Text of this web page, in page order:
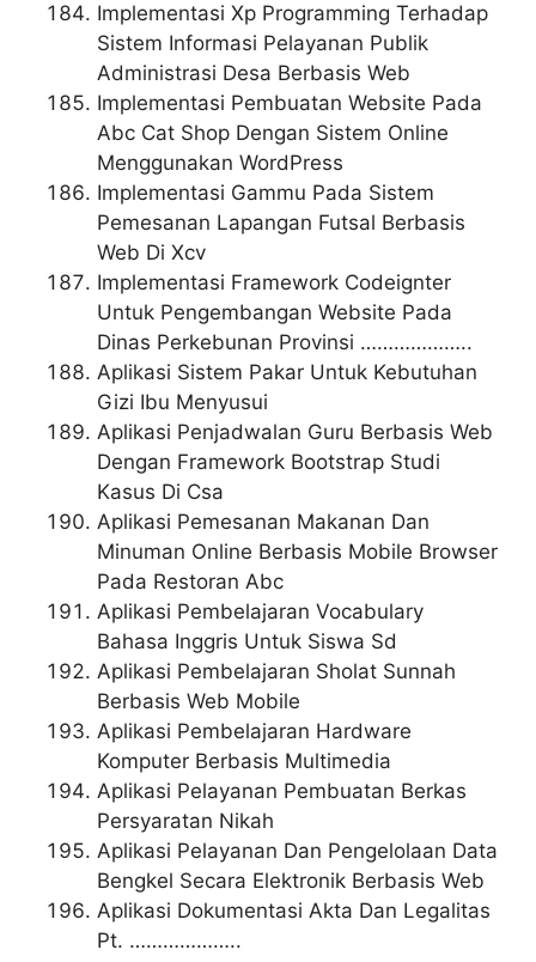
Implementasi Xp Programming Terhadap
Sistem Informasi Pelayanan Publik
Administrasi Desa Berbasis Web
Implementasi Pembuatan Website Pada
Abc Cat Shop Dengan Sistem Online
Menggunakan WordPress
Implementasi Gammu Pada Sistem
Pemesanan Lapangan Futsal Berbasis
Web Di Xcv
Implementasi Framework Codeignter
Untuk Pengembangan Website Pada
Dinas Perkebunan Provinsi ………………..
Aplikasi Sistem Pakar Untuk Kebutuhan
Gizi Ibu Menyusui
Aplikasi Penjadwalan Guru Berbasis Web
Dengan Framework Bootstrap Studi
Kasus Di Csa
Aplikasi Pemesanan Makanan Dan
Minuman Online Berbasis Mobile Browser
Pada Restoran Abc
Aplikasi Pembelajaran Vocabulary
Bahasa Inggris Untuk Siswa Sd
Aplikasi Pembelajaran Sholat Sunnah
Berbasis Web Mobile
Aplikasi Pembelajaran Hardware
Komputer Berbasis Multimedia
Aplikasi Pelayanan Pembuatan Berkas
Persyaratan Nikah
Aplikasi Pelayanan Dan Pengelolaan Data
Bengkel Secara Elektronik Berbasis Web
Aplikasi Dokumentasi Akta Dan Legalitas
Pt. ………………..